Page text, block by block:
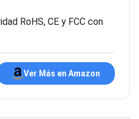
RoHS, CE y FCC con
Ver Más en Amazon